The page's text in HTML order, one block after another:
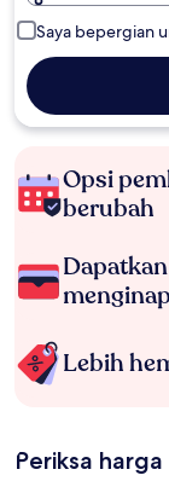
Saya bepergian
Opsi
berubah
menginap
Lebih
Periksa